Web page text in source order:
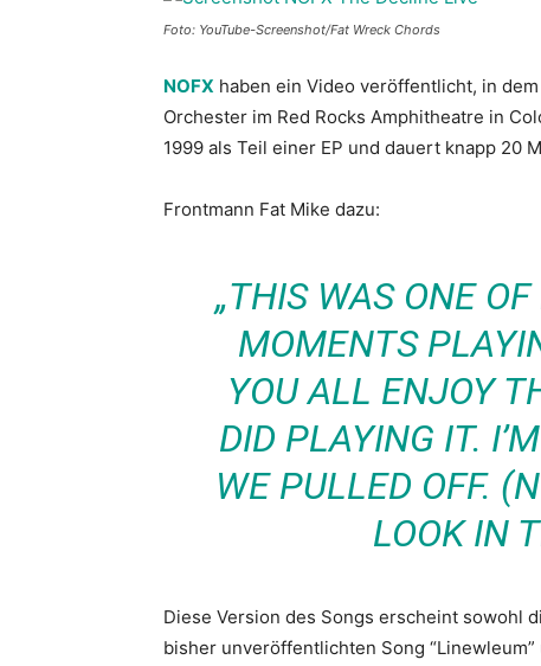
Foto: YouTube-Screenshot/Fat Wreck Chords
NOFX haben ein Video veröffentlicht, in dem
Orchester im Red Rocks Amphitheatre in
1999 als Teil einer EP und dauert knapp 20
Frontmann Fat Mike dazu:
„THIS WAS ONE
MOMENTS
YOU ALL ENJOY
DID PLAYING IT.
WE PULLED OFF.
LOOK IN
Diese Version des Songs erscheint sowohl
bisher unveröffentlichten Song